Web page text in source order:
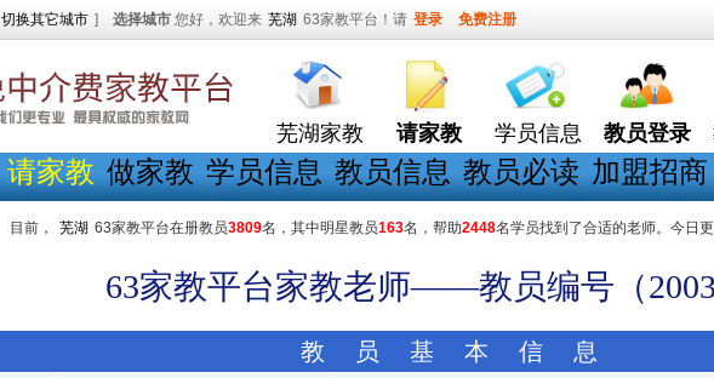
切换其它城市 ] 选择城市 您好，欢迎来 芜湖 63家教平台！请 登录 免费注册
芜湖家教 请家教 学员信息 教员登录
请家教 做家教 学员信息 教员信息 教员必读 加盟招商
目前， 芜湖 63家教平台在册教员3809名，其中明星教员163名，帮助2448名学员找到了合适的老师。今日
63家教平台家教老师——教员编号（
教 员 基 本 信 息